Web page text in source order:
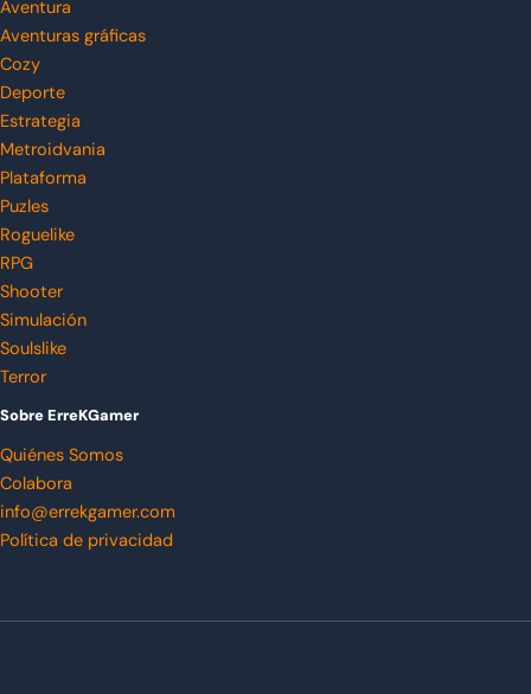
Aventura
Aventuras gráficas
Cozy
Deporte
Estrategia
Metroidvania
Plataforma
Puzles
Roguelike
RPG
Shooter
Simulación
Soulslike
Terror
Sobre ErreKGamer
Quiénes Somos
Colabora
info@errekgamer.com
Política de privacidad